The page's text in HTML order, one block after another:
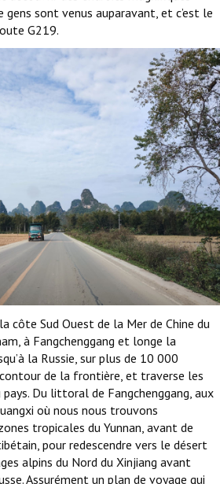
sont venus auparavant, et c’est le
G219.
côte Sud Ouest de la Mer de Chine du
à Fangchenggang et longe la
la Russie, sur plus de 10 000
de la frontière, et traverse les
pays. Du littoral de Fangchenggang, aux
où nous nous trouvons
tropicales du Yunnan, avant de
pour redescendre vers le désert
alpins du Nord du Xinjiang avant
Assurément un plan de voyage qui